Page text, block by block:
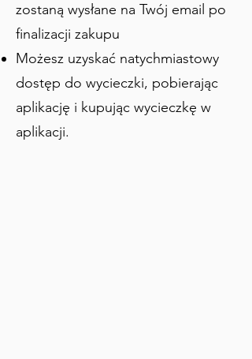
zostaną wysłane na Twój email po
finalizacji zakupu
Możesz uzyskać natychmiastowy
dostęp do wycieczki, pobierając
aplikację i kupując wycieczkę w
aplikacji.